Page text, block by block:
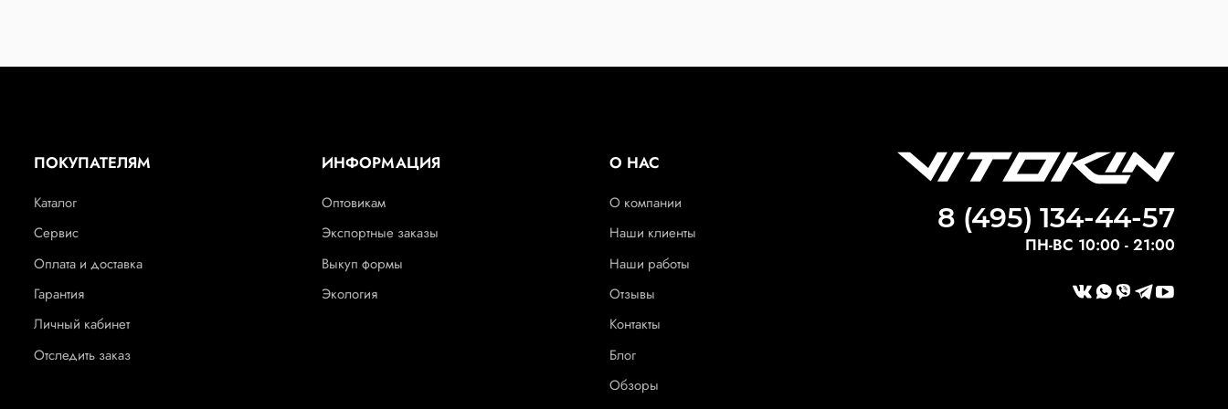
ПОКУПАТЕЛЯМ
Каталог
Сервис
Оплата и доставка
Гарантия
Личный кабинет
Отследить заказ
ИНФОРМАЦИЯ
Оптовикам
Экспортные заказы
Выкуп формы
Экология
О НАС
О компании
Наши клиенты
Наши работы
Отзывы
Контакты
Блог
Обзоры
8 (495) 134-44-57
ПН-ВС 10:00 - 21:00